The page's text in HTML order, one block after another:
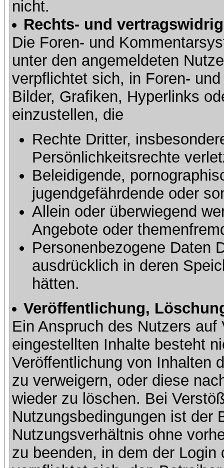
nicht.
Rechts- und
Die Foren- und
unter den angemeldeten
verpflichtet sich, in Foren-
Bilder, Grafiken, Hyperlinks
einzustellen, die
Rechte Dritter,
Persönlichkeitsrechte
Beleidigende,
jugendgefährdende oder
Allein oder überwiegend
Angebote oder
Personenbezogene Daten
ausdrücklich in deren
hätten.
Veröffentlichung,
Ein Anspruch des Nutzers
eingestellten Inhalte besteht
Veröffentlichung von Inhalten
zu verweigern, oder diese
wieder zu löschen. Bei
Nutzungsbedingungen ist der
Nutzungsverhältnis ohne
zu beenden, in dem der